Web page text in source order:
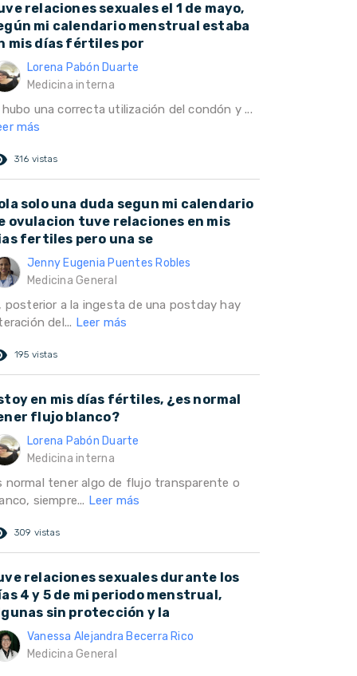
relaciones sexuales el 1 de mayo,
mi calendario menstrual estaba
mis días fértiles por
Lorena Pabón Duarte
Medicina interna
hubo una correcta utilización del condón y ...
más
316 vistas
solo una duda segun mi calendario
ovulacion tuve relaciones en mis
fertiles pero una se
Jenny Eugenia Puentes Robles
Medicina General
posterior a la ingesta de una postday hay
del... Leer más
195 vistas
en mis días fértiles, ¿es normal
flujo blanco?
Lorena Pabón Duarte
Medicina interna
normal tener algo de flujo transparente o
siempre... Leer más
309 vistas
relaciones sexuales durante los
4 y 5 de mi periodo menstrual,
sin protección y la
Vanessa Alejandra Becerra Rico
Medicina General